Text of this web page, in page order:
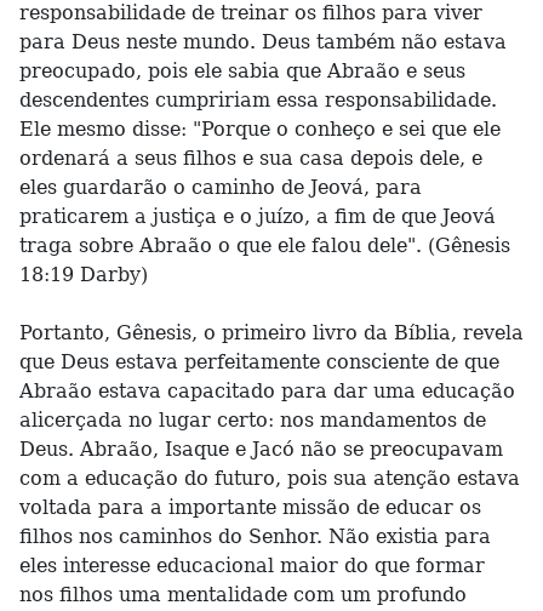
responsabilidade de treinar os filhos para viver
para Deus neste mundo. Deus também não estava
preocupado, pois ele sabia que Abraão e seus
descendentes cumpririam essa responsabilidade.
Ele mesmo disse: "Porque o conheço e sei que ele
ordenará a seus filhos e sua casa depois dele, e
eles guardarão o caminho de Jeová, para
praticarem a justiça e o juízo, a fim de que Jeová
traga sobre Abraão o que ele falou dele". (Gênesis
18:19 Darby)
Portanto, Gênesis, o primeiro livro da Bíblia, revela
que Deus estava perfeitamente consciente de que
Abraão estava capacitado para dar uma educação
alicerçada no lugar certo: nos mandamentos de
Deus. Abraão, Isaque e Jacó não se preocupavam
com a educação do futuro, pois sua atenção estava
voltada para a importante missão de educar os
filhos nos caminhos do Senhor. Não existia para
eles interesse educacional maior do que formar
nos filhos uma mentalidade com um profundo